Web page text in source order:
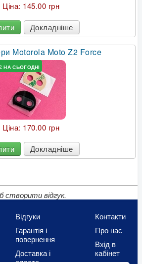
Ціна: 145.00 грн
Докладніше
Motorola Moto Z2 Force
НА СЬОГОДНІ
Ціна: 170.00 грн
Докладніше
відгук.
Відгуки
Гарантія і
повернення
Доставка і
Контакти
Про нас
Вхід в
кабінет